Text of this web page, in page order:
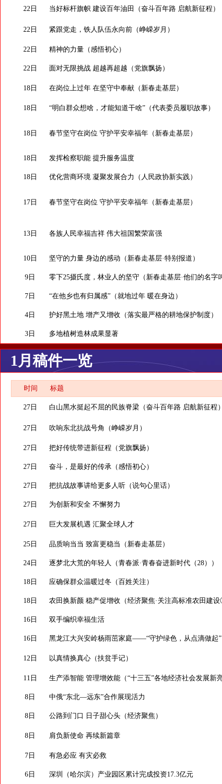
22日 当好标杆旗帜 建设百年油田（奋斗百年路 启航新征程）
22日 紧跟党走，铁人队伍永向前（峥嵘岁月）
22日 精神的力量（感悟初心）
22日 面对无限挑战 超越再超越（党旗飘扬）
18日 在岗位上过年 在坚守中奉献（新春走基层）
18日 “明白群众想啥，才能知道干啥”（代表委员履职故事）
18日 春节坚守在岗位 守护平安幸福年（新春走基层）
18日 发挥检察职能 提升服务温度
18日 优化营商环境 凝聚发展合力（人民政协新实践）
17日 春节坚守在岗位 守护平安幸福年（新春走基层）
13日 各族人民幸福吉祥 伟大祖国繁荣富强
10日 坚守的力量 身边的感动（新春走基层·特别报道）
9日 零下25摄氏度，林业人的坚守（新春走基层·他们的名字
7日 “在他乡也有归属感”（就地过年 暖在身边）
4日 护好黑土地 增产又增收（落实最严格的耕地保护制度）
3日 多地植树造林成果显著
1月稿件一览
时间 标题
27日 白山黑水挺起不屈的民族脊梁（奋斗百年路 启航新征程
27日 吹响东北抗战号角（峥嵘岁月）
27日 把好传统带进新征程（党旗飘扬）
27日 奋斗，是最好的传承（感悟初心）
27日 把抗战故事讲给更多人听（说句心里话）
27日 为创新和安全 不懈努力
27日 巨大发展机遇 汇聚全球人才
25日 品质响当当 致富更稳当（新春走基层）
24日 逐梦北大荒的年轻人（青春派·青春奋进新时代（28））
18日 应确保群众温暖过冬（百姓关注）
18日 农田换新颜 稳产促增收（经济聚焦·关注高标准农田建
16日 双手编织幸福生活
16日 黑龙江大兴安岭杨雨茁家庭——“守护绿色，从点滴做起”
12日 以真情换真心（扶贫手记）
11日 生产添智能 管理增效能（“十三五”各地经济社会发展新
8日 中俄“东北—远东”合作展现活力
8日 公路到门口 日子甜心头（经济聚焦）
8日 肩负新使命 再续新篇章
7日 有急必应 有灾必救
6日 深圳（哈尔滨）产业园区累计完成投资17.3亿元